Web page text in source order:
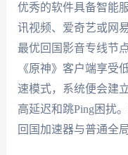
优秀的软件具备智能
讯视频、爱奇艺或网
最优回国影音专线节
《原神》客户端享受
速模式，系统便会建
高延迟和跳Ping困扰
回国加速器与普通全